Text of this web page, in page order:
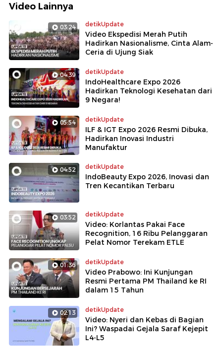
Video Lainnya
03:24 detikUpdate
Video Ekspedisi Merah Putih
Hadirkan Nasionalisme, Cinta Alam-
Ceria di Ujung Siak
04:39 detikUpdate
IndoHealthcare Expo 2026
Hadirkan Teknologi Kesehatan dari
9 Negara!
05:54 detikUpdate
ILF & IGT Expo 2026 Resmi Dibuka,
Hadirkan Inovasi Industri
Manufaktur
04:52 detikUpdate
IndoBeauty Expo 2026, Inovasi dan
Tren Kecantikan Terbaru
03:52 detikUpdate
Video: Korlantas Pakai Face
Recognition, 16 Ribu Pelanggaran
Pelat Nomor Terekam ETLE
01:36 detikUpdate
Video Prabowo: Ini Kunjungan
Resmi Pertama PM Thailand ke RI
dalam 15 Tahun
02:13 detikUpdate
Video: Nyeri dan Kebas di Bagian
Ini? Waspadai Gejala Saraf Kejepit
L4-L5